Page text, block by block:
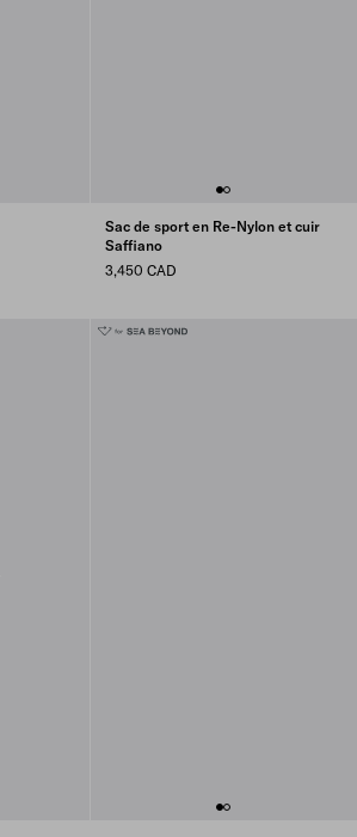
Sac de sport en Re-Nylon et cuir
Saffiano
3,450 CAD